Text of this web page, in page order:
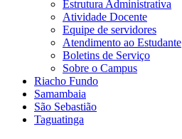
Estrutura Administrativa
Atividade Docente
Equipe de servidores
Atendimento ao Estudante
Boletins de Serviço
Sobre o Campus
Riacho Fundo
Samambaia
São Sebastião
Taguatinga